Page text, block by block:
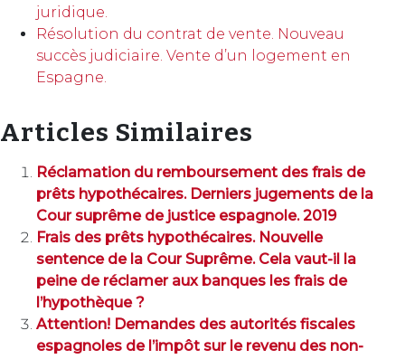
juridique.
Résolution du contrat de vente. Nouveau
succès judiciaire. Vente d’un logement en
Espagne.
Articles Similaires
Réclamation du remboursement des frais de
prêts hypothécaires. Derniers jugements de la
Cour suprême de justice espagnole. 2019
Frais des prêts hypothécaires. Nouvelle
sentence de la Cour Suprême. Cela vaut-il la
peine de réclamer aux banques les frais de
l’hypothèque ?
Attention! Demandes des autorités fiscales
espagnoles de l’impôt sur le revenu des non-